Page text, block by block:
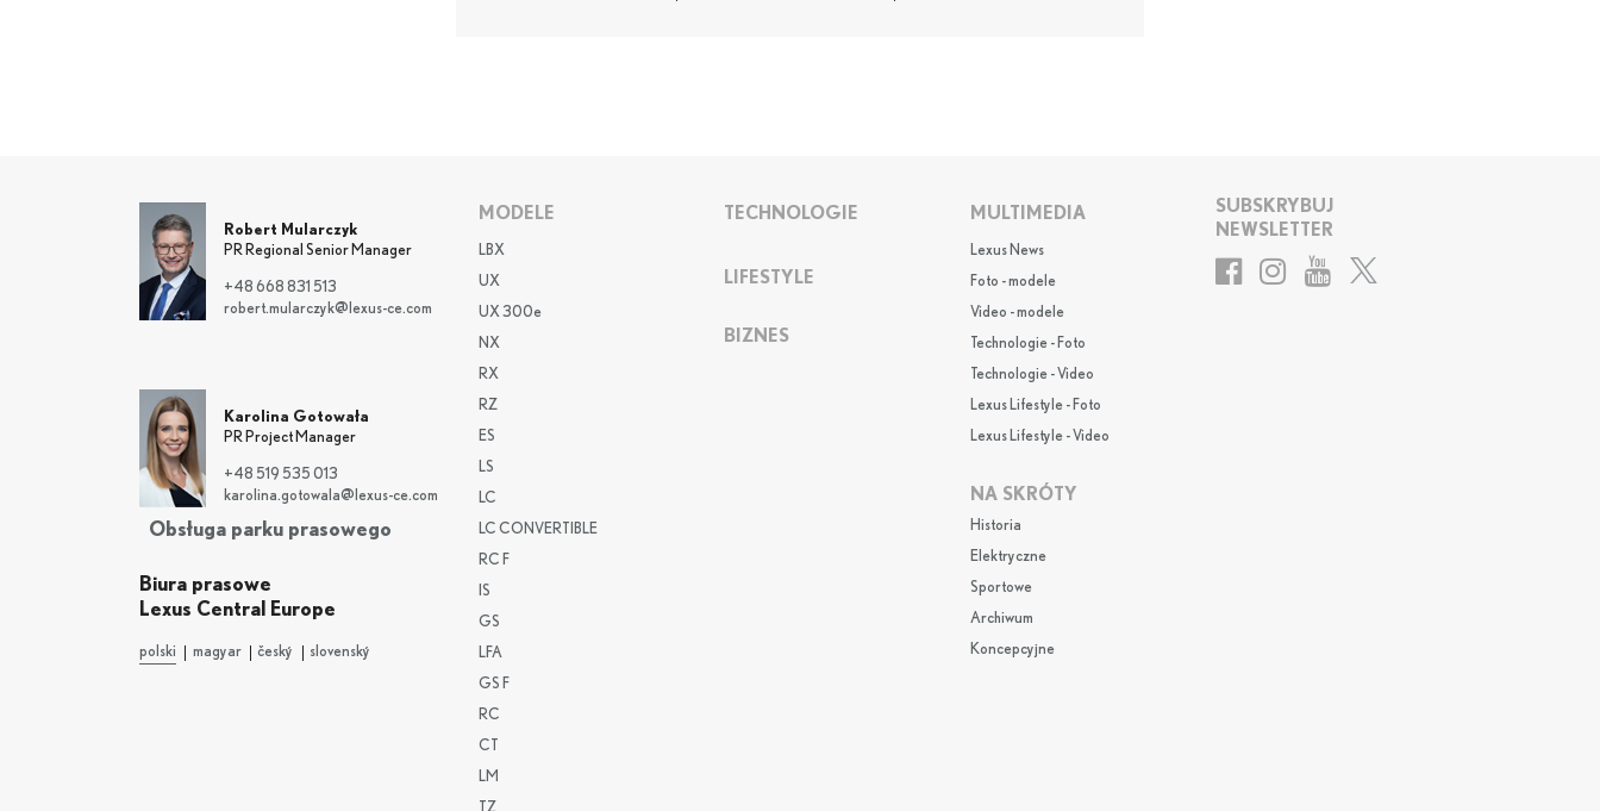
Robert Mularczyk
PR Regional Senior Manager
+48 668 831 513
robert.mularczyk@lexus-ce.com
Karolina Gotowała
PR Project Manager
+48 519 535 013
karolina.gotowala@lexus-ce.com
Obsługa parku prasowego
Biura prasowe
Lexus Central Europe
polski magyar český slovenský
MODELE
LBX
UX
UX 300e
NX
RX
RZ
ES
LS
LC
LC CONVERTIBLE
RC F
IS
GS
LFA
GS F
RC
CT
LM
TECHNOLOGIE
LIFESTYLE
BIZNES
MULTIMEDIA
Lexus News
Foto - modele
Video - modele
Technologie - Foto
Technologie - Video
Lexus Lifestyle - Foto
Lexus Lifestyle - Video
NA SKRÓTY
Historia
Elektryczne
Sportowe
Archiwum
Koncepcyjne
SUBSKRYBUJ
NEWSLETTER